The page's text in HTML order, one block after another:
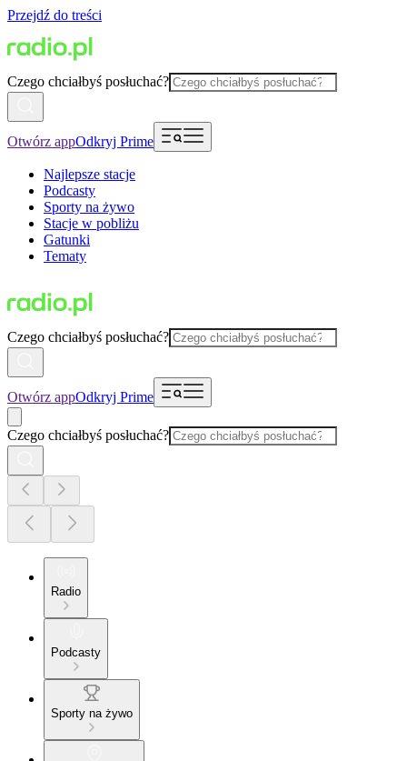
Przejdź do treści
Czego chciałbyś posłuchać?
Otwórz appOdkryj Prime
Najlepsze stacje
Podcasty
Sporty na żywo
Stacje w pobliżu
Gatunki
Tematy
Czego chciałbyś posłuchać?
Otwórz appOdkryj Prime
Czego chciałbyś posłuchać?
Radio
Podcasty
Sporty na żywo